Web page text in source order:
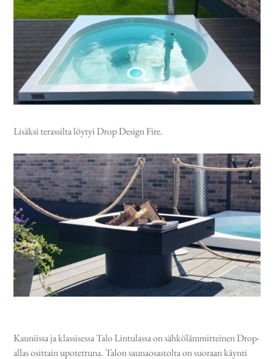
Lisäksi terassilta löytyi Drop Design Fire.
Kauniissa ja klassisessa Talo Lintulassa on sähkölämmitteinen Drop-
allas osittain upotettuna. Talon saunaosastolta on suoraan käynti